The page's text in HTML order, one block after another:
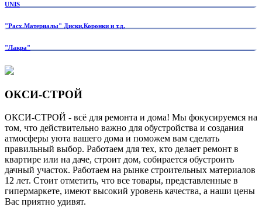
UNIS
"Расх.Материалы" Диски,Коронки и т.д.
"Лакра"
ОКСИ-СТРОЙ
ОКСИ-СТРОЙ - всё для ремонта и дома! Мы фокусируемся на
том, что действительно важно для обустройства и создания
атмосферы уюта вашего дома и поможем вам сделать
правильный выбор. Работаем для тех, кто делает ремонт в
квартире или на даче, строит дом, собирается обустроить
дачный участок. Работаем на рынке строительных материалов
12 лет. Стоит отметить, что все товары, представленные в
гипермаркете, имеют высокий уровень качества, а наши цены
Вас приятно удивят.